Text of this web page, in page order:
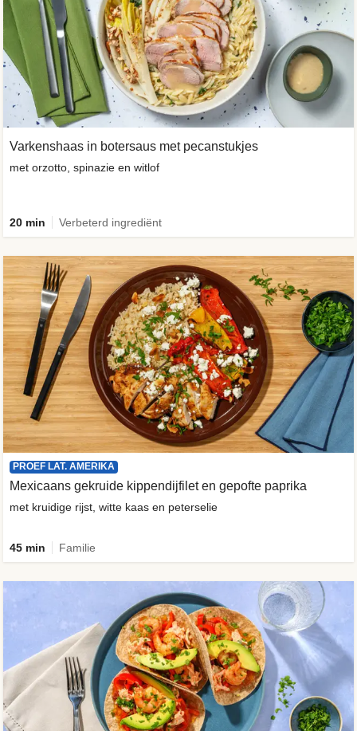
Varkenshaas in botersaus met pecanstukjes
met orzotto, spinazie en witlof
20 min Verbeterd ingrediënt
PROEF LAT. AMERIKA
Mexicaans gekruide kippendijfilet en gepofte paprika
met kruidige rijst, witte kaas en peterselie
45 min Familie